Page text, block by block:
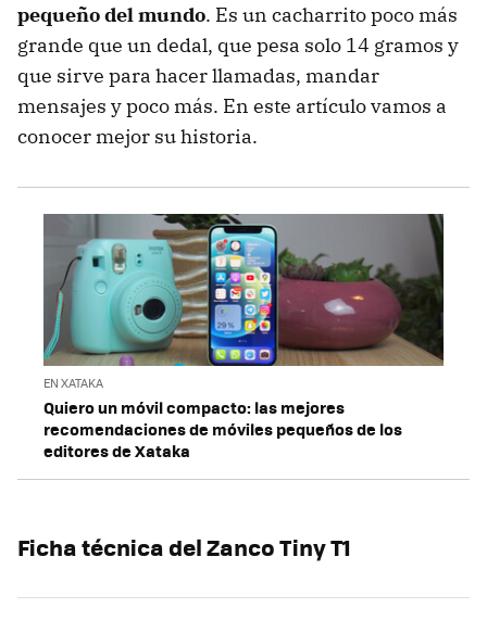
pequeño del mundo. Es un cacharrito poco más
grande que un dedal, que pesa solo 14 gramos y
que sirve para hacer llamadas, mandar
mensajes y poco más. En este artículo vamos a
conocer mejor su historia.
EN XATAKA
Quiero un móvil compacto: las mejores
recomendaciones de móviles pequeños de los
editores de Xataka
Ficha técnica del Zanco Tiny T1